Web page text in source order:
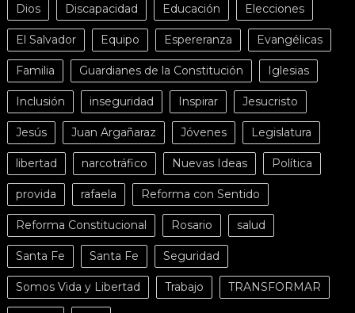
Dios Discapacidad Educación Elecciones
El Salvador Equipo Espereranza Evangélicas
Familia Guardianes de la Constitución Iglesias
Inclusión inseguridad Inspirar Jesucristo
Jesús Juan Argañaraz Jóvenes Legislatura
libertad narcotráfico Nuevas Ideas Política
provida rafaela Reforma con Sentido
Reforma Constitucional Rosario salud
Santa Fe Santa Fe Seguridad
Somos Vida y Libertad Trabajo TRANSFORMAR